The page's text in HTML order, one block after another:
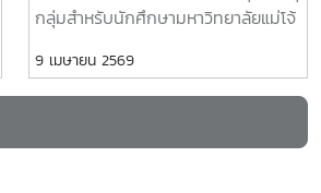
ศึกษา 2569
กลุ่มสำหรับนักศึกษามหาวิทยาลัยแม่โจ้
มหาวิทยาลัยแม่โจ้ มีความประสงค์จะรับ
สมัครคัดเลือกบริษัทประกันอุบัติเหตุ
ประจำปีการศึกษา 2569 เพื่อให้การ
9 เมษายน 2569